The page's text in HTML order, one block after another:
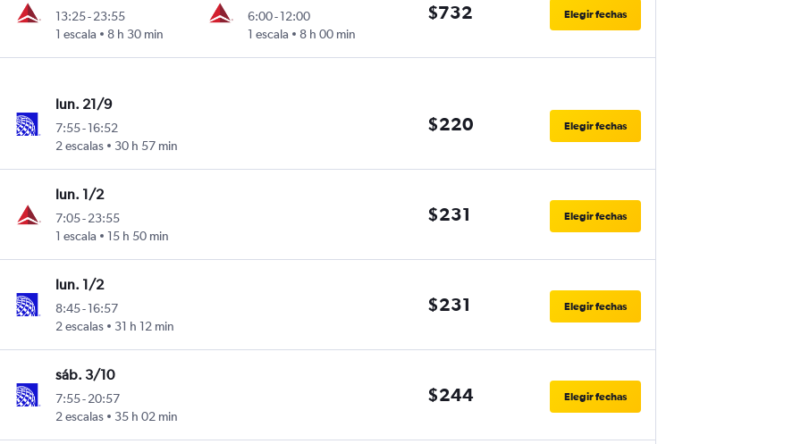
13:25-23:55
1 escala
8 h 30 min
6:00-12:00
1 escala
8 h 00 min
$732 Elegir fechas
lun. 21/9
7:55-16:52
2 escalas
30 h 57 min
$220 Elegir fechas
lun. 1/2
7:05-23:55
1 escala
15 h 50 min
$231 Elegir fechas
lun. 1/2
8:45-16:57
2 escalas
31 h 12 min
$231 Elegir fechas
sáb. 3/10
7:55-20:57
2 escalas
35 h 02 min
$244 Elegir fechas